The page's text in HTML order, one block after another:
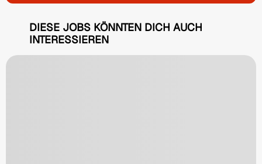
DIESE JOBS KÖNNTEN DICH AUCH
INTERESSIEREN